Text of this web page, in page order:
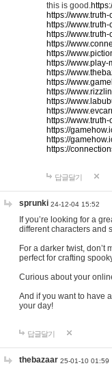
this is good.
https://
https://
https://
https://
https://
https://
https://
https://
https://
https://
https://
https://
https://
https://
https://
답글달기
sprunki 24-12-04 15:52
If you’re looking for a
different characters and
For a darker twist, don’t
perfect for crafting
Curious about your
And if you want to have
your day!
답글달기
thebazaar 25-01-10 01:59